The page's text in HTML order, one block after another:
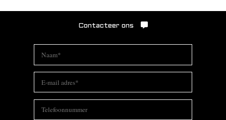
Contacteer ons